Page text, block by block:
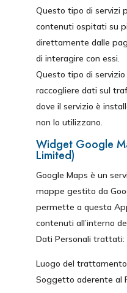
Questo tipo di servizi
contenuti ospitati su
direttamente dalle
di interagire con essi.
Questo tipo di
raccogliere dati sul
dove il servizio è
non lo utilizzano.
Widget Google
Limited)
Google Maps è un
mappe gestito da
permette a questa
contenuti all’interno
Dati Personali trattati:
Luogo del
Soggetto aderente al